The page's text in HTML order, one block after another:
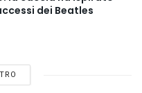
dei Beatles